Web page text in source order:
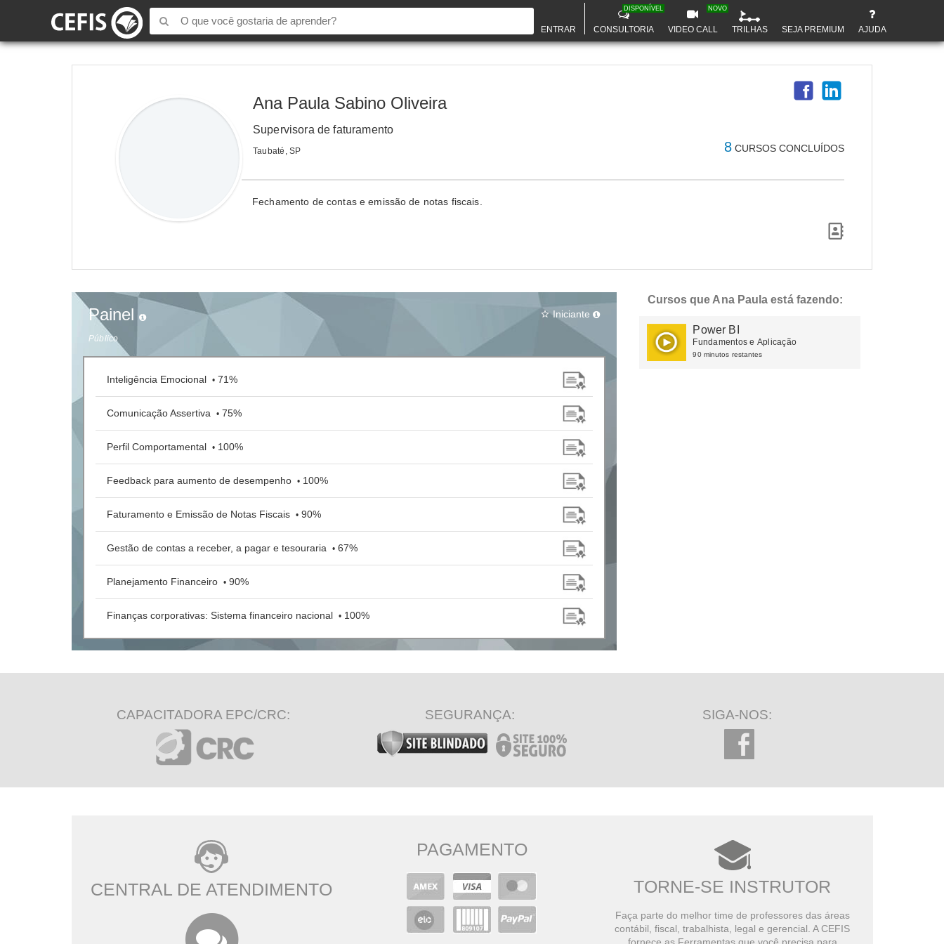
ENTRAR CONSULTORIA
DISPONÍVEL
VIDEO CALL
NOVO
TRILHAS SEJA PREMIUM AJUDA
Ana Paula Sabino Oliveira
Supervisora de faturamento
Taubaté, SP 8 CURSOS CONCLUÍDOS
Fechamento de contas e emissão de notas fiscais.
Painel
Público
star_border Iniciante
Inteligência Emocional • 71%
Comunicação Assertiva • 75%
Perfil Comportamental • 100%
Feedback para aumento de desempenho • 100%
Faturamento e Emissão de Notas Fiscais • 90%
Gestão de contas a receber, a pagar e tesouraria • 67%
Planejamento Financeiro • 90%
Finanças corporativas: Sistema financeiro nacional • 100%
Cursos que Ana Paula está fazendo:
Power BI
Fundamentos e Aplicação
90 minutos restantes
CAPACITADORA EPC/CRC: SEGURANÇA: SIGA-NOS:
CENTRAL DE ATENDIMENTO
PAGAMENTO
TORNE-SE INSTRUTOR
Faça parte do melhor time de professores das áreas
contábil, fiscal, trabalhista, legal e gerencial. A CEFIS